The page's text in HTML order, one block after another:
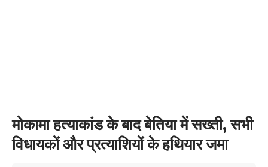
मोकामा हत्याकांड के बाद बेतिया में सख्ती, सभी
विधायकों और प्रत्याशियों के हथियार जमा